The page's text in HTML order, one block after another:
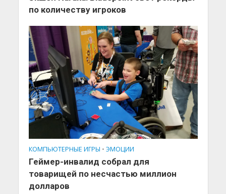
по количеству игроков
КОМПЬЮТЕРНЫЕ ИГРЫ • ЭМОЦИИ
Геймер-инвалид собрал для
товарищей по несчастью миллион
долларов